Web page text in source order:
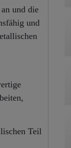
und die
und
Teil